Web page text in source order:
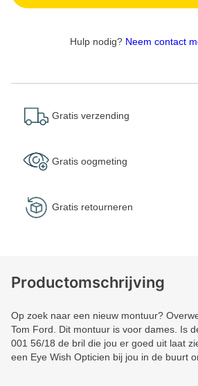
Hulp nodig? Neem contact
Gratis verzending
Gratis oogmeting
Gratis retourneren
Productomschrijving
Op zoek naar een nieuw montuur?
Tom Ford. Dit montuur is voor dames. Is
001 56/18 de bril die jou er goed uit laat
een Eye Wish Opticien bij jou in de buurt